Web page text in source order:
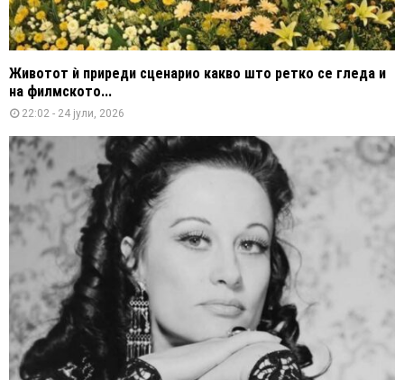
Животот ѝ приреди сценарио какво што ретко се гледа и
на филмското...
22:02 - 24 јули, 2026